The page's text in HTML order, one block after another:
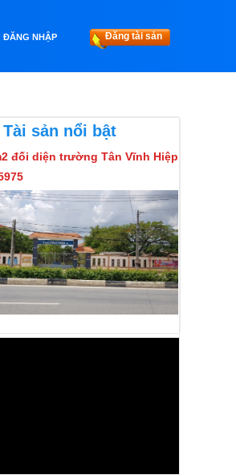
Đăng tài sản
ĐĂNG NHẬP
Tài sản nổi bật
đối diện trường Tân Vĩnh Hiệp